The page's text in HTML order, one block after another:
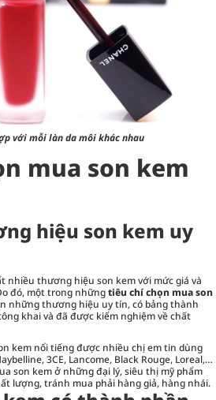
với mỗi làn da môi khác nhau
mua son kem
hiệu son kem uy
nhiều thương hiệu son kem với mức giá và
đó, một trong nhữngtiêu chí chọn mua son
những thương hiệu uy tín, có bảng thành
khai và đã được kiểm nghiệm về chất
kem nổi tiếng được nhiều chị em tin dùng
3CE, Lancome, Black Rouge, Loreal,…
son kem ở những đại lý, siêu thị mỹ phẩm
lượng, tránh mua phải hàng giả, hàng nhái.